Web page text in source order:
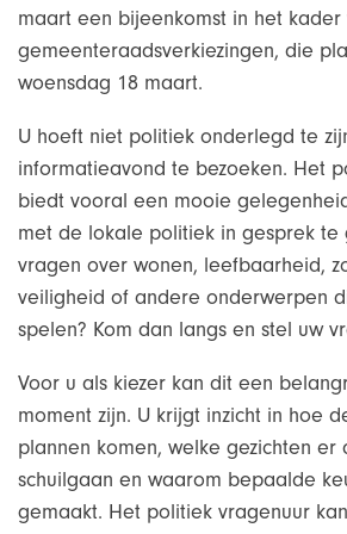
maart een bijeenkomst in het kader
gemeenteraadsverkiezingen, die
woensdag 18 maart.
U hoeft niet politiek onderlegd te
informatieavond te bezoeken. Het
biedt vooral een mooie
met de lokale politiek in gesprek te
vragen over wonen, leefbaarheid,
veiligheid of andere onderwerpen
spelen? Kom dan langs en stel uw
Voor u als kiezer kan dit een
moment zijn. U krijgt inzicht in hoe
plannen komen, welke gezichten er
schuilgaan en waarom bepaalde
gemaakt. Het politiek vragenuur